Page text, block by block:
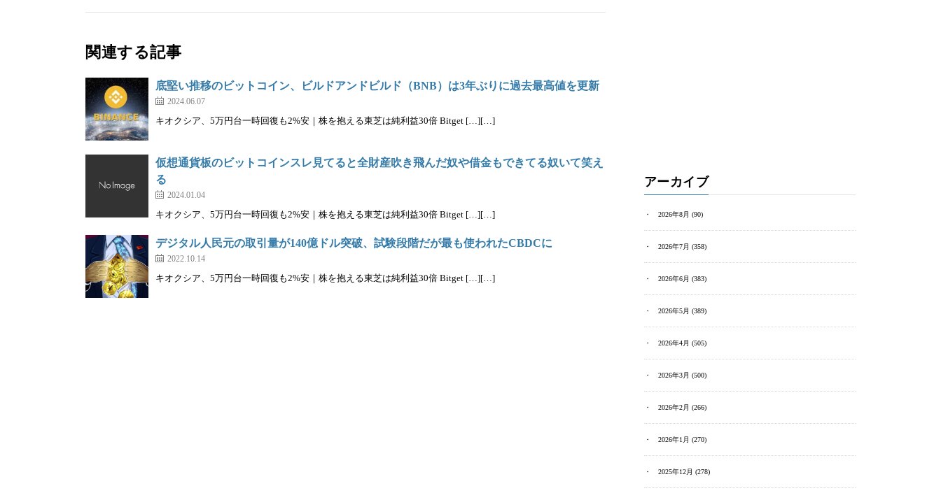
関連する記事
底堅い推移のビットコイン、ビルドアンドビルド（BNB）は3年ぶりに過去最高値を更新
2024.06.07
キオクシア、5万円台一時回復も2%安｜株を抱える東芝は純利益30倍 Bitget […][…]
仮想通貨板のビットコインスレ見てると全財産吹き飛んだ奴や借金もできてる奴いて笑え
る
2024.01.04
キオクシア、5万円台一時回復も2%安｜株を抱える東芝は純利益30倍 Bitget […][…]
デジタル人民元の取引量が140億ドル突破、試験段階だが最も使われたCBDCに
2022.10.14
キオクシア、5万円台一時回復も2%安｜株を抱える東芝は純利益30倍 Bitget […][…]
アーカイブ
2026年8月 (90)
2026年7月 (358)
2026年6月 (383)
2026年5月 (389)
2026年4月 (505)
2026年3月 (500)
2026年2月 (266)
2026年1月 (270)
2025年12月 (278)